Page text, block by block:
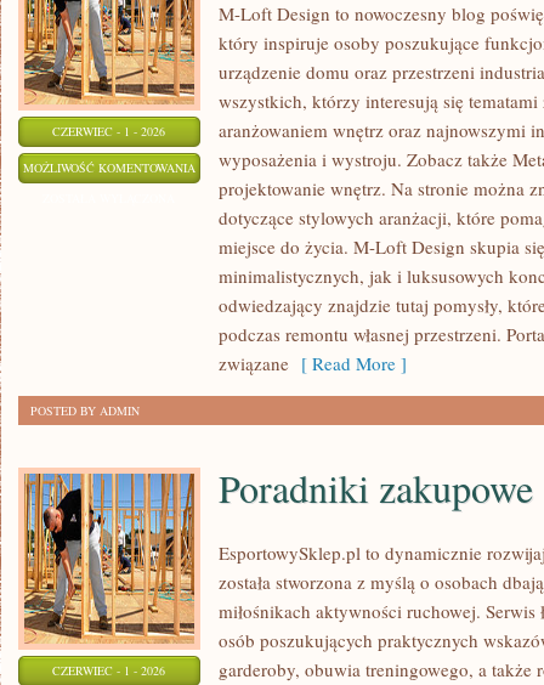
CZERWIEC - 1 - 2026
MOŻLIWOŚĆ KOMENTOWANIA ZRÓWNOWAŻONE
WNĘTRZA
M-Loft Design to nowoczesny blog
który inspiruje osoby poszukujące
urządzenie domu oraz przestrzeni
wszystkich, którzy interesują się
aranżowaniem wnętrz oraz najnowszymi
wyposażenia i wystroju. Zobacz także
projektowanie wnętrz. Na stronie można
dotyczące stylowych aranżacji, które
miejsce do życia. M-Loft Design skupia
minimalistycznych, jak i luksusowych
odwiedzający znajdzie tutaj pomysły,
podczas remontu własnej przestrzeni.
związane [ Read More ]
POSTED BY ADMIN
CZERWIEC - 1 - 2026
Poradniki zakupowe
EsportowySklep.pl to dynamicznie
została stworzona z myślą o osobach
miłośnikach aktywności ruchowej.
osób poszukujących praktycznych
garderoby, obuwia treningowego, a także